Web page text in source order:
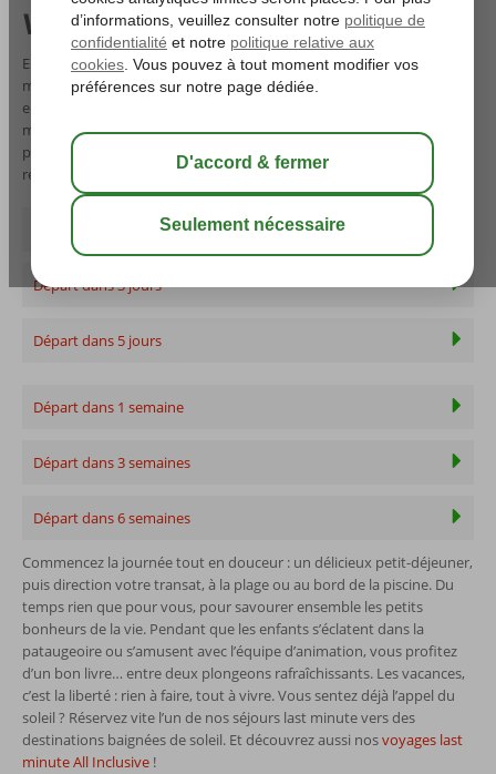
Vacances Last Minute
Envie de partir en last minute ? Chez Corendon, vous trouverez les
meilleures offres de dernière minute vers des destinations
ensoleillées. Partez dans quelques jours à peine — en super last
minute ! Trop rapide ? Pas de souci : la semaine prochaine, c’est
possible aussi. Découvrez vite nos offres last minute à petits prix et
réservez dès maintenant vos vacances de dernière minute !
Départ dans 3 jours
Départ dans 5 jours
Départ dans 1 semaine
Départ dans 3 semaines
Départ dans 6 semaines
Commencez la journée tout en douceur : un délicieux petit-déjeuner,
puis direction votre transat, à la plage ou au bord de la piscine. Du
temps rien que pour vous, pour savourer ensemble les petits
bonheurs de la vie. Pendant que les enfants s’éclatent dans la
pataugeoire ou s’amusent avec l’équipe d’animation, vous profitez
d’un bon livre… entre deux plongeons rafraîchissants. Les vacances,
c’est la liberté : rien à faire, tout à vivre. Vous sentez déjà l’appel du
soleil ? Réservez vite l’un de nos séjours last minute vers des
destinations baignées de soleil. Et découvrez aussi nosvoyages last
minute All Inclusive !